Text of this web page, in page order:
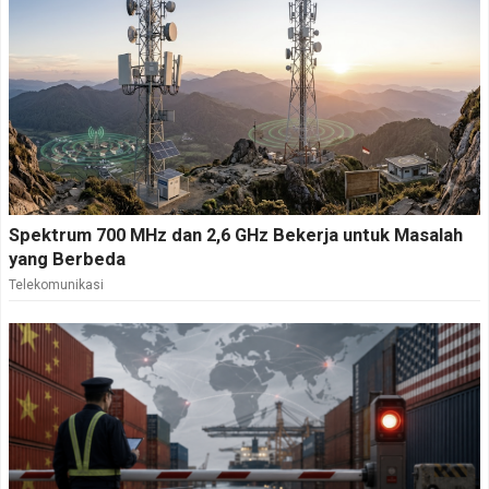
Spektrum 700 MHz dan 2,6 GHz Bekerja untuk Masalah
yang Berbeda
Telekomunikasi